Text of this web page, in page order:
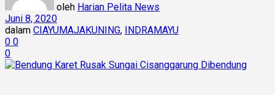
oleh Harian Pelita News
Juni 8, 2020
dalam CIAYUMAJAKUNING, INDRAMAYU
0 0
0